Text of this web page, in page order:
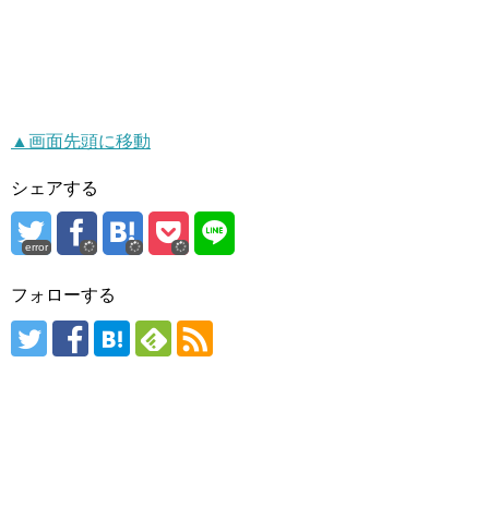
▲画面先頭に移動
シェアする
error
フォローする